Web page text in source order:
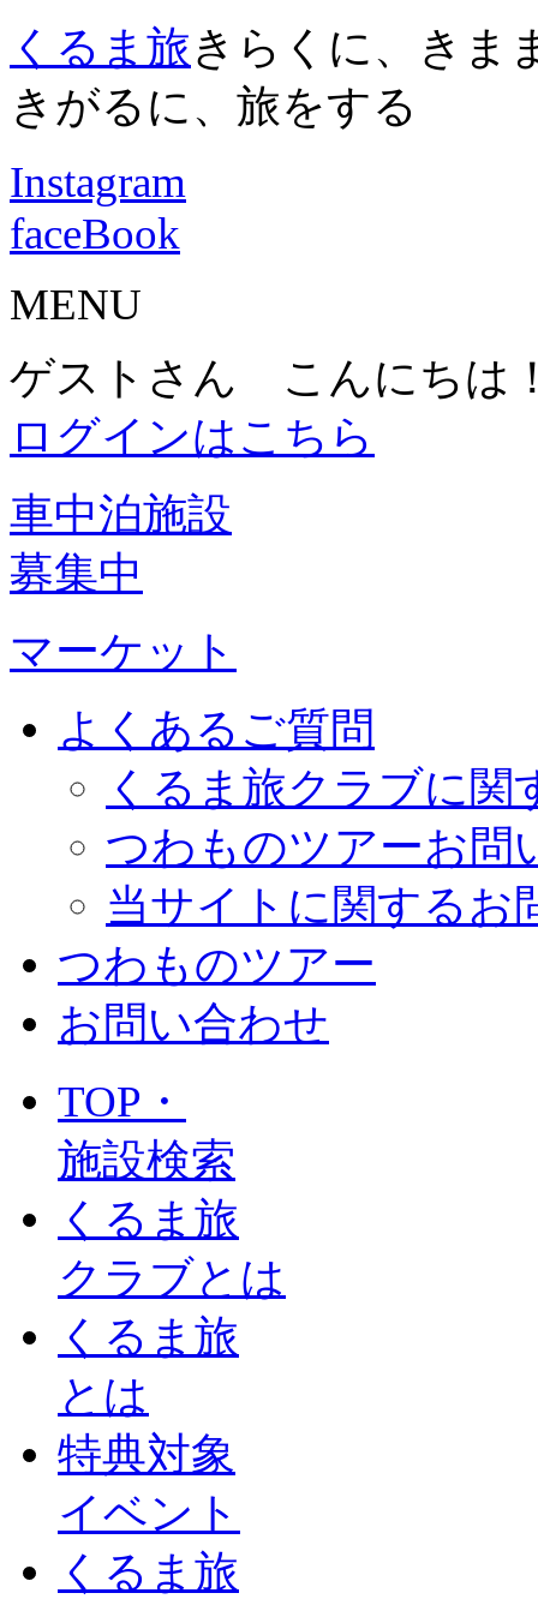
くるま旅きらくに、きま
きがるに、旅をする
Instagram
faceBook
MENU
ゲストさん こんにちは
ログインはこちら
車中泊施設
募集中
マーケット
よくあるご質問
くるま旅クラブに関
つわものツアーお問
当サイトに関するお
つわものツアー
お問い合わせ
TOP・
施設検索
くるま旅
クラブとは
くるま旅
とは
特典対象
イベント
くるま旅